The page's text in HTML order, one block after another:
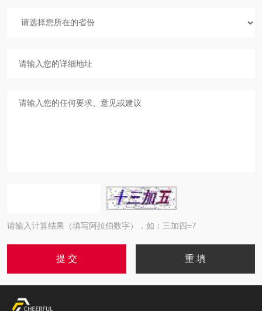
请输入计算结果（填写阿拉伯数字），如：三加四=7